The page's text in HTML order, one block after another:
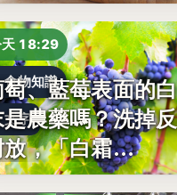
天 18:29
食物知識
文字
、藍莓表面的
農藥嗎？洗掉
放，「白霜…